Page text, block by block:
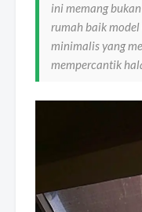
ini memang
rumah baik
minimalis yang
mempercantik